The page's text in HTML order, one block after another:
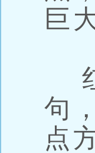
巨
红
句
点